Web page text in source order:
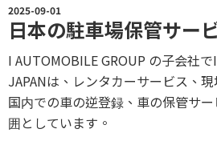
2025-09-01
日本の駐車場保管サー
I AUTOMOBILE GROUP の子会社
JAPANは、レンタカーサービス、
国内での車の逆登録、車の保管サ
囲としています。